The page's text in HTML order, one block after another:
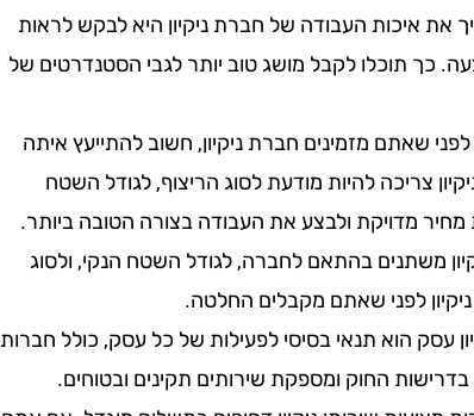
את איכות העבודה של חברת ניקיון היא לבקש לראות
כך תוכלו לקבל מושג טוב יותר לגבי הסטנדרטים של
לפני שאתם מזמינים חברת ניקיון, חשוב להתייעץ איתה
צריכה להיות מודעת לסוג הריצוף, לגודל השטח
מדויקת ולבצע את העבודה בצורה הטובה ביותר.
משתנים בהתאם לחברה, לגודל השטח הנקי, ולסוג
לפני שאתם מקבלים החלטה.
עסק הוא תנאי בסיסי לפעילות של כל עסק, כולל חברות
החוק ומספקת שירותים תקינים ובטוחים.